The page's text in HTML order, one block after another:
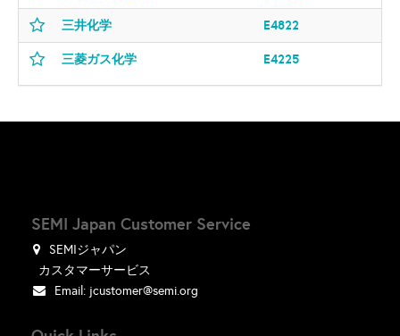
三井化学 E4822
三菱ガス化学 E4225
SEMI Japan Customer Service
SEMIジャパン
カスタマーサービス
Email: jcustomer@semi.org